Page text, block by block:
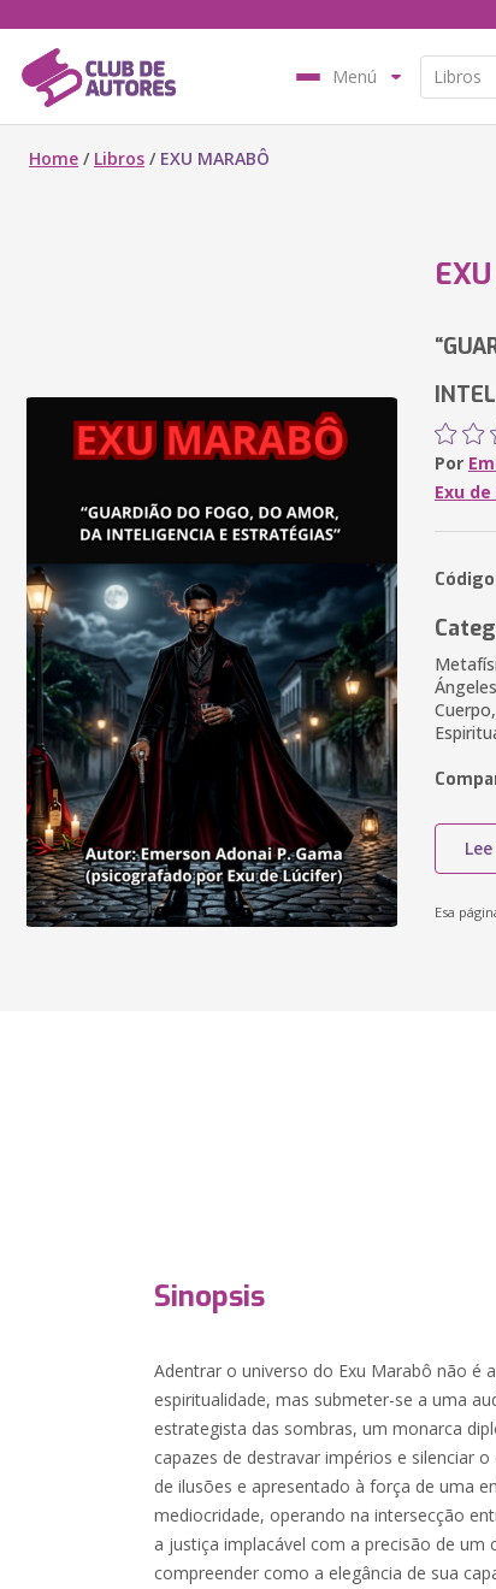
Menú
Home / Libros / EXU MARABÔ
Por
Exu
Esa
Sinopsis
Adentrar o universo do Exu Marabô não é
espiritualidade, mas submeter-se a uma
estrategista das sombras, um monarca
capazes de destravar impérios e silenciar
de ilusões e apresentado à força de uma
mediocridade, operando na intersecção
a justiça implacável com a precisão de um
compreender como a elegância de sua